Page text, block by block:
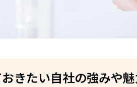
きたい自社の強みや